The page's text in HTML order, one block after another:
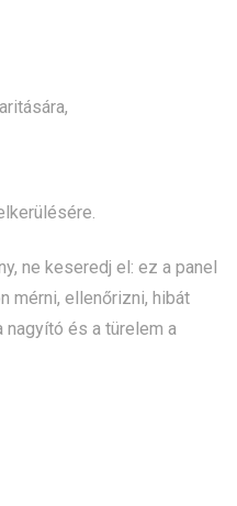
ne keseredj el: ez a panel
mérni, ellenőrizni, hibát
nagyító és a türelem a